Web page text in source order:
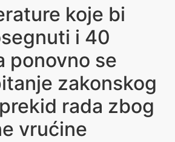
koje bi
i 40
ponovno se
zakonskog
rada zbog
vrućine